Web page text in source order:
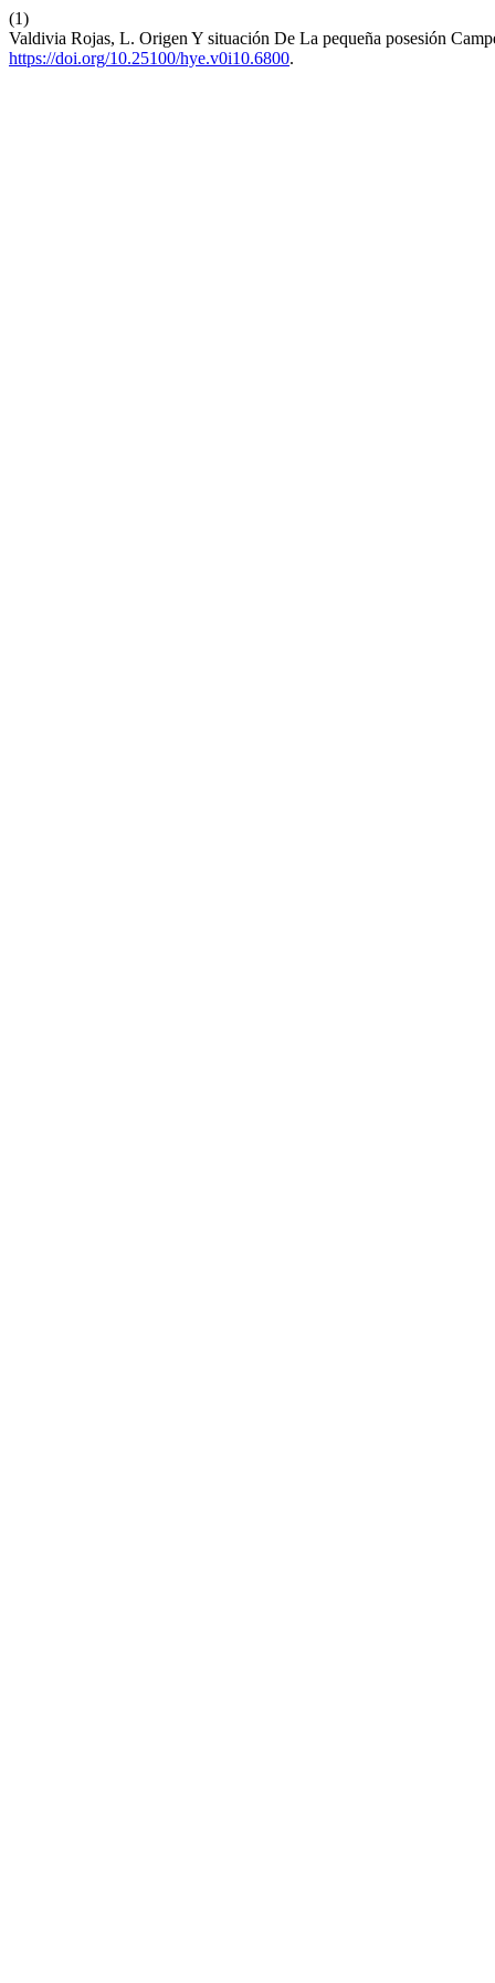
(1)
Valdivia Rojas, L. Origen Y situación De La pequeña posesión
https://doi.org/10.25100/hye.v0i10.6800.